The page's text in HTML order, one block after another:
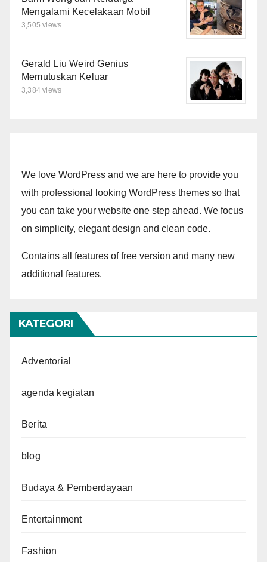
Mengalami Kecelakaan Mobil
3,505 views
Gerald Liu Weird Genius
Memutuskan Keluar
3,384 views
We love WordPress and we are here to provide you
with professional looking WordPress themes so that
you can take your website one step ahead. We focus
on simplicity, elegant design and clean code.
Contains all features of free version and many new
additional features.
KATEGORI
Adventorial
agenda kegiatan
Berita
blog
Budaya & Pemberdayaan
Entertainment
Fashion